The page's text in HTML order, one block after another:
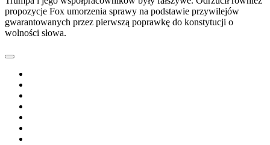
propozycje Fox umorzenia sprawy na podstawie przywilejów
gwarantowanych przez pierwszą poprawkę do konstytucji o
wolności słowa.